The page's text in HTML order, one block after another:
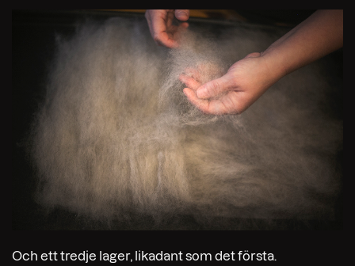
Och ett tredje lager, likadant som det första.